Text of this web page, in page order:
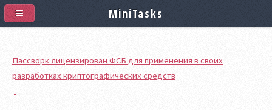
Пассворк лицензирован ФСБ для применения в своих
разработках криптографических средств
MiniTasks